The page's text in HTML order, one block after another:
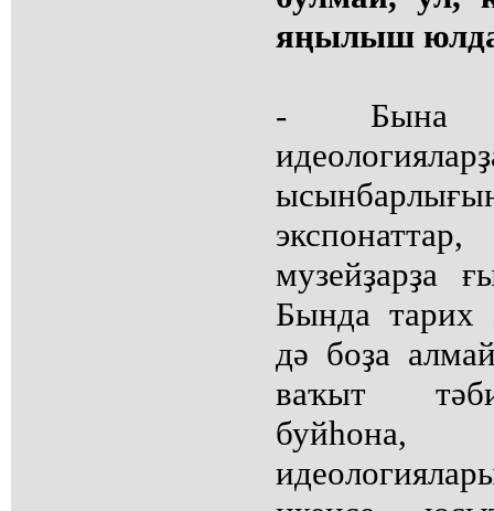
яңылыш
- Бына
музейҙарҙа
Бында тарих
дә боҙа
ваҡыт